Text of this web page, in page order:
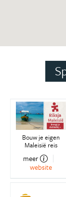
Bouw je eigen
Maleisië reis
meer
website